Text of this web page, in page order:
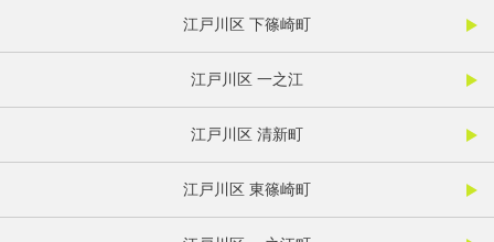
江戸川区 下篠崎町
江戸川区 一之江
江戸川区 清新町
江戸川区 東篠崎町